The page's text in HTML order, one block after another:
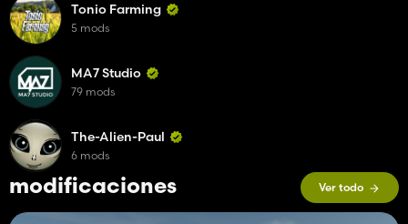
modificaciones Ver todo
Tonio Farming
5 mods
MA7 Studio
79 mods
The-Alien-Paul
6 mods